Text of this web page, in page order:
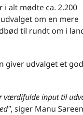
alt mødte ca. 2.200
om en mere
til rundt om i
giver udvalget et
værdifulde input til
, siger Manu